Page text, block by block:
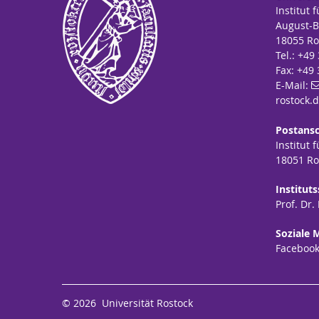
Institut
August-
18055
Tel.: +49
Fax: +49
E-Mail:
rostock
Institut
18051
Prof. Dr.
Soziale
Facebook
© 2026 Universität Rostock